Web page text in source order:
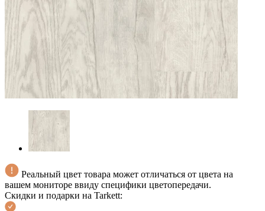
Реальный цвет товара может отличаться от цвета на
вашем мониторе ввиду специфики цветопередачи.
Скидки и подарки на Tarkett: